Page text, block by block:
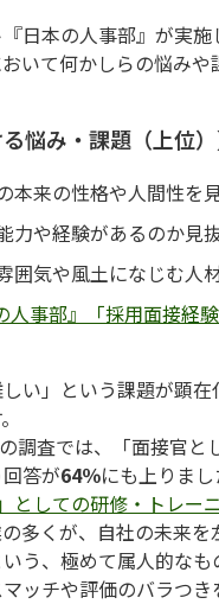
日本の人事部』が実
いて何かしらの悩みや
悩み・課題（上位）
本来の性格や人間性を
力や経験があるのか見
囲気や風土になじむ人
人事部』「採用面接経
い」という課題が顕
調査では、「面接官
答が64％にも上りま
としての研修・トレー
多くが、自社の未来を
いう、極めて属人的な
ッチや評価のバラつき